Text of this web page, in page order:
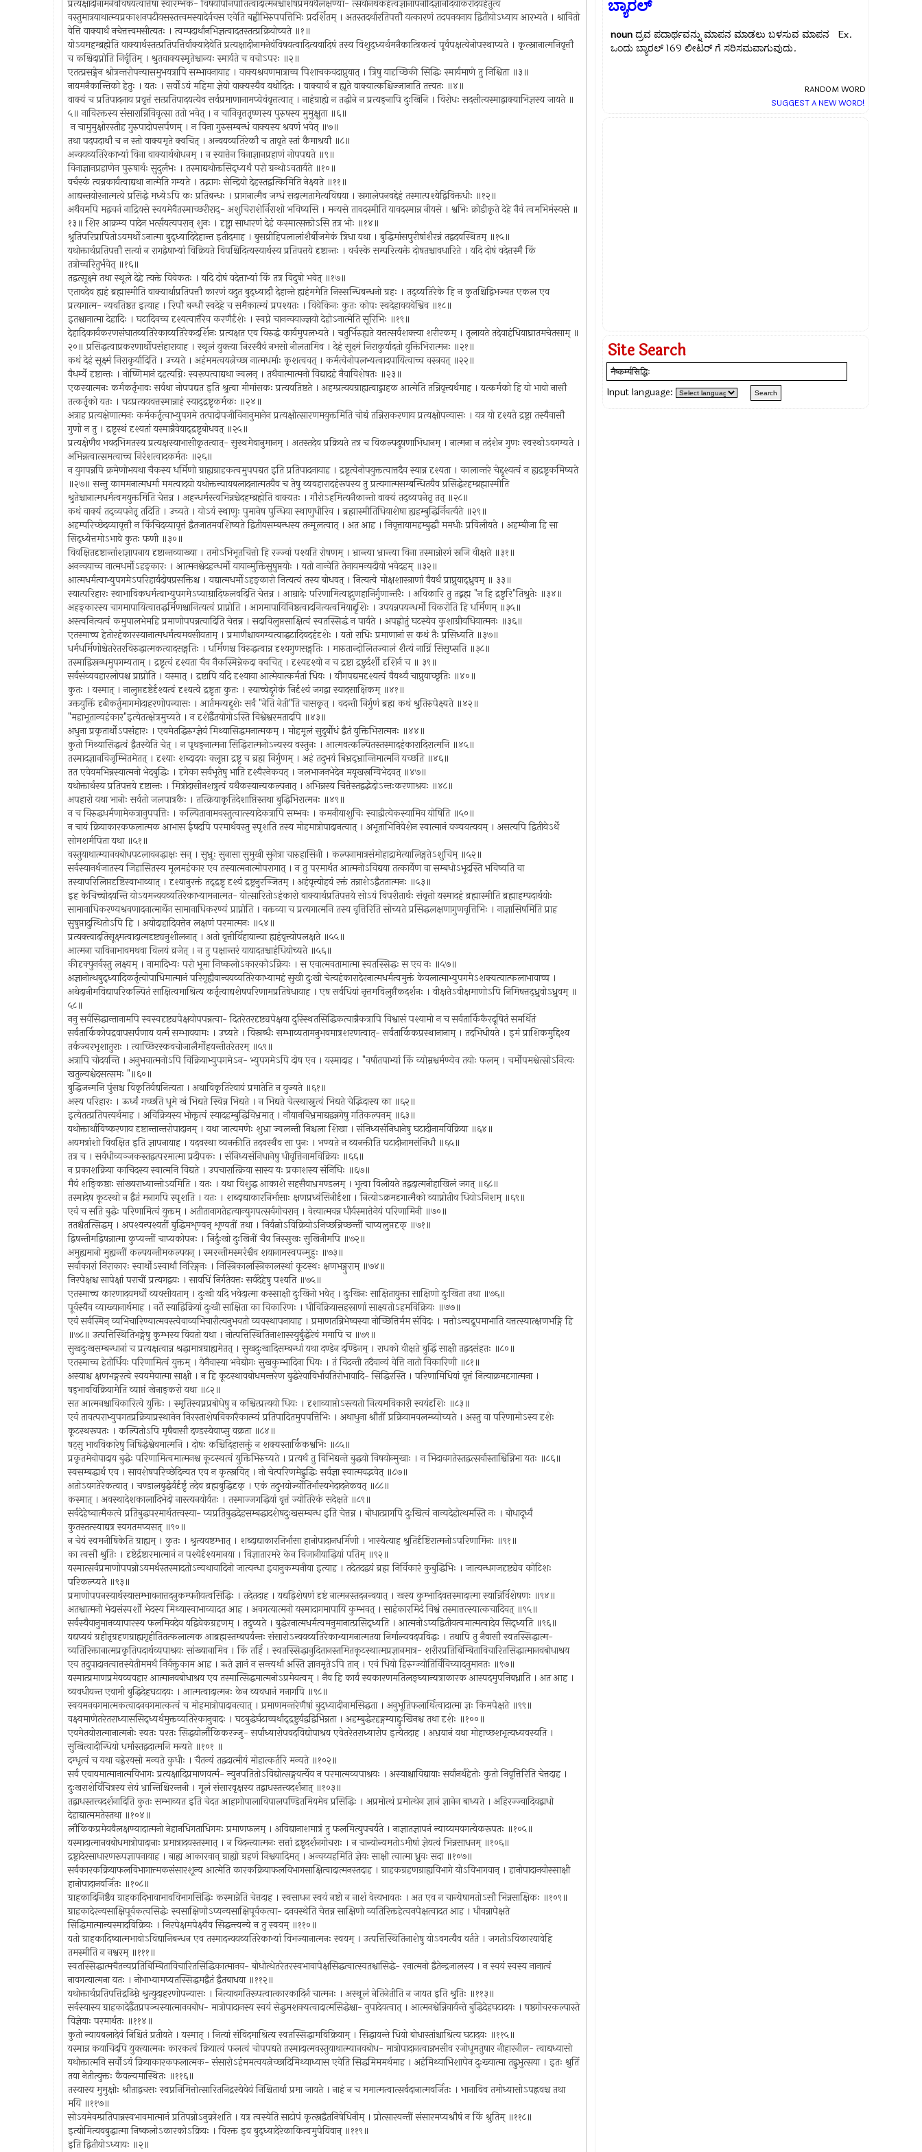
प्रत्यक्षादीनामनेवंविषयत्वात्तेषां स्वारम्भक- विषयोपनिपातित्वादात्मनश्चाशेषप्रमेयवैलक्षण्या- त्सर्वानर्थैकहेत्वज्ञानापनोदिज्ञानदिवाकरोदयहेतुत्वं
वस्तुमात्रयाथात्म्यप्रकाशनपटीयसस्तत्त्वमस्यादेर्वचस एवेति बह्वीभिरुपपत्तिभिः प्रदर्शितम् । अतस्तदर्थारतिपत्तौ यत्कारणं तदपनयनाय द्वितीयोऽध्याय आरभ्यते । श्रावितो
वेत्ति वाक्यार्थं नचेत्तत्त्वमसीत्यतः । त्वम्पदार्थानभिज्ञत्वादतस्तत्प्रक्रियोच्यते ॥१॥
योऽयमहम्ब्रह्मेति वाक्यार्थस्तत्प्रतिपत्तिर्वाक्यादेवेति प्रत्यक्षादीनामनेवंविषयत्वादित्यवादिषं तस्य विशुद्ध्यर्थमनैकात्त्रिकत्वं पूर्वपक्षत्वेनोपस्थाप्यते । कृत्स्नानात्मनिवृत्तौ
च कश्चिदाप्नोति निर्वृतिम् । श्रुतवाक्यस्मृतेश्चान्यः स्मार्यते च वचोऽपरः ॥२॥
एतत्प्रसङ्गेन श्रोत्रन्तरोपन्यासमुभयत्रापि सम्भावनायाह । वाक्यश्रवणमात्राच्च पिशाचकवदाप्नुयात् । त्रिषु यादृच्छिकी सिद्धिः स्मार्यमाणे तु निश्चिता ॥३॥
नायमनैकान्तिको हेतुः । यतः । सर्वोऽयं महिमा ज्ञेयो वाक्यस्यैव यथोदितः । वाक्यार्थं न ह्यृते वाक्यात्कश्चिज्जानाति तत्त्वतः ॥४॥
वाक्यं च प्रतिपादनाय प्रवृत्तं सत्प्रतिपादयत्येव सर्वप्रमाणानामप्येवंवृत्तत्वात् । नाहंग्राह्ये न तद्धीने न प्रत्यङ्नापि दुःखिनि । विरोधः सदसीत्यस्माद्वाक्याभिज्ञस्य जायते ॥
५॥ नाविरक्तस्य संसारान्निविवृत्सा ततो भवेत् । न चानिवृत्ततृष्णस्य पुरुषस्य मुमुक्षुता ॥६॥
न चामुमुक्षोरस्तीह गुरुपादोपसर्पणम् । न विना गुरुसम्बन्धं वाक्यस्य श्रवणं भवेत् ॥७॥
तथा पदपदाथौ च न स्तो वाक्यमृते क्वचित् । अन्वयव्यतिरेकौ च तावृते स्तां कैमाश्रयौ ॥८॥
अन्वयव्यतिरेकाभ्यां विना वाक्यार्थबोधनम् । न स्यात्तेन विनाज्ञानप्रहाणं नोपपद्यते ॥९॥
विनाज्ञानप्रहाणेन पुरुषार्थः सुदुर्लभः । तस्माद्यथोक्तसिद्ध्यर्थं परो ग्रन्थोऽवतार्यते ॥१०॥
वर्चस्कं त्वन्नकार्यत्वाद्यथा नात्मेति गम्यते । तद्भागः सेन्द्रियो देहस्तद्वत्किमिति नेक्ष्यते ॥११॥
आद्यन्तयोरनात्मत्वे प्रसिद्धे मध्येऽपि कः प्रतिबन्धः । प्रागनात्मैव जग्धं सदात्मतामेत्यविद्यया । स्रगालेपनवद्देहं तस्मात्पश्येद्विविक्तधीः ॥१२॥
अथैवमपि मद्वचनं नाद्रियसे स्वयमेवैतस्माच्छरीराद्- अशुचिराशेर्निराशो भविष्यसि । मन्यसे तावदस्मीति यावदस्मान्न नीयसे । श्वभिः क्रोडीकृते देहे नैवं त्वमभिमंस्यसे ॥
१३॥ शिर आक्रम्य पादेन भर्त्सयत्यपरान् शुनः । दृष्ट्वा साधारणं देहं कस्मात्सक्तोऽसि तत्र भोः ॥१४॥
श्रुतिपरिप्रापितोऽयमर्थोऽनात्मा बुद्ध्यादिदेहान्त इतीदमाह । बुसव्रीहिपलालांशैर्बीजमेकं त्रिधा यथा । बुद्धिमांसपुरीषांशैरन्नं तद्वदवस्थितम् ॥१५॥
यथोक्तार्थप्रतिपत्तौ सत्यां न रागद्वेषाभ्यां विक्रियते विपश्चिदित्यस्यार्थस्य प्रतिपत्तये दृष्टान्तः । वर्चस्के सम्परित्यक्ते दोषतश्चावधारिते । यदि दोषं वदेत्तस्मै किं
तत्रोच्चरितुर्भवेत् ॥१६॥
तद्वत्सूक्ष्मे तथा स्थूले देहे त्यक्ते विवेकतः । यदि दोषं वदेत्ताभ्यां किं तत्र विदुषो भवेत् ॥१७॥
एतावदेव ह्यहं ब्रह्मास्मीति वाक्यार्थाप्रतिपत्तौ कारणं यदुत बुद्ध्यादौ देहान्ते ह्यहंममेति निस्सन्धिबन्धनो ग्रहः । तद्व्यतिरेके हि न कुतश्चिद्विभज्यत एकल एव
प्रत्यगात्म- न्यवतिष्ठत इत्याह । रिपौ बन्धौ स्वदेहे च समैकात्म्यं प्रपश्यतः । विवेकिनः कुतः कोपः स्वदेहावयवेश्विव ॥१८॥
इतश्चानात्मा देहादिः । घटादिवच्च दृश्यत्वात्तैरेव करणैर्दृशेः । स्वप्ने चानन्वयाज्ज्ञयो देहोऽनात्मेति सूरिभिः ॥१९॥
देहादिकार्यकरणसंघातव्यतिरेकाव्यतिरेकदर्शिनः प्रत्यक्षत एव विरुद्धं कार्यमुपलभ्यते । चतुर्भिरुह्यते यत्तत्सर्वशक्त्या शरीरकम् । तूलायते तदेवाहंधियाघ्रातमचेतसाम् ॥
२०॥ प्रसिद्धत्वाप्रकरणार्थोपसंहारायाह । स्थूलं युक्त्या निरस्यैवं नभसो नीलतामिव । देहं सूक्ष्मं निराकुर्यादतो युक्तिभिरात्मनः ॥२१॥
कथं देहं सूक्ष्मं निराकृर्यादिति । उच्यते । अहंममत्वयत्नेच्छा नात्मधर्माः कृशत्ववत् । कर्मत्वेनोपलभ्यत्वादपायित्वाच्च वस्त्रवत् ॥२२॥
वैधर्म्ये दृष्टान्तः । नोष्णिमानं दहत्यग्निः स्वरूपत्वाद्यथा ज्वलन् । तथैवात्मात्मनो विद्यादहं नैवाविशेषतः ॥२३॥
एकस्यात्मनः कर्मकर्तृभावः सर्वथा नोपपद्यत इति श्रुत्वा मीमांसकः प्रत्यवतिष्ठते । अहम्प्रत्ययग्राह्यत्वाद्ग्राहक आत्मेति तन्निवृत्त्यर्थमाह । यत्कर्मको हि यो भावो नासौ
तत्कर्तृको यतः । घटप्रत्ययवत्तस्मान्नाहं स्याद्द्रष्टृकर्मकः ॥२४॥
अत्राह प्रत्यक्षेणात्मनः कर्मकर्तृत्वाभ्युपगमे तत्पादोपजीविनानुमानेन प्रत्यक्षोत्सारणमयुक्तमिति चोद्यं तन्निराकरणाय प्रत्यक्षोपन्यासः । यत्र यो दृश्यते द्रष्ट्रा तस्यैवासौ
गुणो न तु । द्रष्टृस्थं दृश्यतां यस्मान्नैवेयाद्द्रष्टृबोधवत् ॥२५॥
प्रत्यक्षेणैव भवदभिमतस्य प्रत्यक्षस्याभासीकृतत्वात्- सुस्थमेवानुमानम् । अतस्तदेव प्रक्रियते तत्र च विकल्पदूषणाभिधानम् । नात्मना न तदंशेन गुणः स्वस्थोऽवगम्यते ।
अभिन्नत्वात्समत्वाच्च निरंशत्वादकर्मतः ॥२६॥
न युगपन्नपि क्रमेणोभयथा चैकस्य धर्मिणो ग्राह्यग्राहकत्वमुपपद्यत इति प्रतिपादनायाह । द्रष्टृत्वेनोपयुक्तत्वात्तदैव स्यान्न दृश्यता । कालान्तरे चेद्दृश्यत्वं न ह्यद्रष्टृकमिष्यते
॥२७॥ सन्तु काममनात्मधर्मा ममत्वादयो यथोक्तन्यायबलादनात्मतयैव च तेषु व्यवहारादहंरूपस्य तु प्रत्यगात्मसम्बन्धितयैव प्रसिद्धेरहम्ब्रह्मास्मीति
श्रुतेश्चानात्मधर्मत्वमयुक्तमिति चेत्तन्न । अहन्धर्मस्त्वभिन्नश्चेदहम्ब्रह्मेति वाक्यतः । गौरोऽहमित्यनैकान्तो वाक्यं तद्व्यपनेतृ तत् ॥२८॥
कथं वाक्यं तद्व्यपनेतृ तदिति । उच्यते । योऽयं स्थाणुः पुमानेष पुन्धिया स्थाणुधीरिव । ब्रह्मास्मीतिधियाशेषा ह्यहम्बुद्धिर्निवर्त्यते ॥२९॥
अहम्परिच्छेदव्यावृत्तौ न किंचिदव्यावृत्तं द्वैतजातमवशिष्यते द्वितीयसम्बन्धस्य तन्मूलत्वात् । अत आह । निवृत्तायामहम्बुद्धौ ममधीः प्रविलीयते । अहम्बीजा हि सा
सिद्ध्येत्तमोऽभावे कुतः फणी ॥३०॥
विवक्षितदृष्टान्तांशज्ञापनाय दृष्टान्तव्याख्या । तमोऽभिभूतचित्तो हि रज्ज्वां पश्यति रोषणम् । भ्रान्त्या भ्रान्त्या विना तस्मान्नोरगं स्रजि वीक्षते ॥३१॥
अनन्वयाच्च नात्मधर्मोऽहङ्कारः । आत्मनश्चेदहन्धर्मो यायान्मुक्तिसुषुप्तयोः । यतो नान्वेति तेनायमन्यदीयो भवेदहम् ॥३२॥
आत्मधर्मत्वाभ्युपगमेऽपरिहार्यदोषप्रसक्तिश्च । यद्यात्मधर्मोऽहङ्कारो नित्यत्वं तस्य बोधवत् । नित्यत्वे मोक्षशास्त्राणां वैयर्थं प्राप्नुयाद्ध्रुवम् ॥ ३३॥
स्यात्परिहारः स्वाभाविकधर्मत्वाभ्युपगमेऽप्याम्रादिफलवदिति चेत्तन्न । आम्रादेः परिणामित्वाद्गुणहानिर्गुणान्तरैः । अविकारि तु तद्ब्रह्म "न हि द्रष्टुरि"तिश्रुतेः ॥३४॥
अहङ्कारस्य चागमापायित्वात्तद्धर्मिणश्चानित्यत्वं प्राप्नोति । आगमापायिनिष्ठत्वादनित्यत्वमियाद्दृशिः । उपयन्नपयन्धर्मो विकरोति हि धर्मिणम् ॥३५॥
अस्त्वनित्यत्वं कमुपालभेमहि प्रमाणोपपन्नत्वादिति चेत्तन्न । सदाविलुप्तसाक्षित्वं स्वतस्सिद्धं न पार्यते । अपह्नोतुं घटस्येव कुशाग्रीयधियात्मनः ॥३६॥
एतस्माच्च हेतोरहंकारस्यानात्मधर्मत्वमवसीयताम् । प्रमाणैश्चावगम्यत्वाद्घटादिवदहंदृशेः । यतो राधिः प्रमाणानां स कथं तैः प्रसिध्यति ॥३७॥
धर्मधर्मिणोश्चेतरेतरविरुद्धात्मकत्वादसङ्गतिः । धर्मिणश्च विरुद्धत्वान्न दृश्यगुणसङ्गतिः । मारुतान्दोलितज्वालं शैत्यं नाग्निं सिसृप्सति ॥३८॥
तस्माद्विस्रब्धमुपगम्यताम् । द्रष्टृत्वं दृश्यता चैव नैकस्मिन्नेकदा क्वचित् । दृश्यदृश्यो न च द्रष्टा द्रष्टुर्दर्शी दृशिर्न च ॥ ३९॥
सर्वसंव्यवहारलोपश्च प्राप्नोति । यस्मात् । द्रष्टापि यदि दृश्याया आत्मेयात्कर्मतां धियः । यौगपद्यमदृश्यत्वं वैयर्थ्यं चाप्नुयाच्छृतिः ॥४०॥
कुतः । यस्मात् । नालुप्तदृष्टेर्दृश्यत्वं दृश्यत्वे द्रष्टृता कुतः । स्याच्चेद्दृगेकं निर्दृश्यं जगद्वा स्यादसाक्षिकम् ॥४१॥
उक्तयुक्तिं दृढीकर्तुमागमोदाहरणोपन्यासः । आर्तमन्यद्दृशेः सर्वं "नेति नेती"ति चासकृत् । वदन्ती निर्गुणं ब्रह्म कथं श्रुतिरुपेक्ष्यते ॥४२॥
"महाभूतान्यहंकार"इत्येतत्क्षेत्रमुच्यते । न दृशेर्द्वैतयोगोऽस्ति विश्वेश्वरमतादपि ॥४३॥
अधुना प्रकृतार्थोऽपसंहारः । एवमेतद्धिरुग्ज्ञेयं मिथ्यासिद्धमनात्मकम् । मोहमूलं सुदुर्बोधं द्वैतं युक्तिभिरात्मनः ॥४४॥
कुतो मिथ्यासिद्धत्वं द्वैतस्येति चेत् । न पृथङ्नात्मना सिद्धिरात्मनोऽन्यस्य वस्तुनः । आत्मवत्कल्पितस्तस्मादहंकारादिरात्मनि ॥४५॥
तस्मादज्ञानविजृम्भितमेतत् । दृश्याः शब्दादयः क्लृप्ता द्रष्टृ च ब्रह्म निर्गुणम् । अहं तदुभयं बिभ्रद्भ्रान्तिमात्मनि यच्छति ॥४६॥
तत एवेयमभिन्नस्यात्मनो भेदबुद्धिः । दृगेका सर्वभूतेषु भाति दृश्यैरनेकवत् । जलभाजनभेदेन मयूखस्रग्विभेदवत् ॥४७॥
यथोक्तार्थस्य प्रतिपत्तये दृष्टान्तः । मित्रोदासीनशत्रुत्वं यथैकस्यान्यकल्पनात् । अभिन्नस्य चित्तेस्तद्वद्भेदोऽन्तःकरणाश्रयः ॥४८॥
अपहारो यथा भानोः सर्वतो जलपात्रकैः । तत्क्रियाकृतिदेशाप्तिस्तथा बुद्धिभिरात्मनः ॥४९॥
न च विरुद्धधर्मणामेकत्रानुपपत्तिः । कल्पितानामवस्तुत्वात्स्यादेकत्रापि सम्भवः । कमनीयाशुचिः स्वाद्वीत्येकस्यामिव योषिति ॥५०॥
न चायं क्रियाकारकफलात्मक आभास ईषदपि परमार्थवस्तु स्पृशति तस्य मोहमात्रोपादानत्वात् । अभूताभिनिवेशेन स्वात्मानं वञ्चयत्ययम् । असत्यपि द्वितीयेऽर्थे
सोमशर्मपिता यथा ॥५१॥
वस्तुयाथात्म्यानवबोधपटलावनद्धाक्षः सन् । सुभ्रूः सुनासा सुमुखी सुनेत्रा चारुहासिनी । कल्पनामात्रसंमोहाद्रामेत्यालिङ्गतेऽशुचिम् ॥५२॥
सर्वस्यानर्थजातस्य जिहासितस्य मूलमहंकार एव तस्यात्मनात्मोपरागात् । न तु परमार्थत आत्मनोऽविद्यया तत्कार्येण वा सम्बधोऽभूदस्ति भविष्यति वा
तस्यापरिलिप्तदृष्टिस्वाभाव्यात् । दृश्यानुरक्तं तद्द्रष्टृ दृश्यं द्रष्ट्रनुरञ्जितम् । अहंवृत्त्योहयं रक्तं तन्नाशेऽद्वैततात्मनः ॥५३॥
इह केचिच्चोदयन्ति योऽयमन्वयव्यतिरेकाभ्यामनात्मत- योत्सारितोऽहंकारो वाक्यार्थप्रतिपत्तये सोऽयं विपरीतार्थः संवृत्तो यस्मादहं ब्रह्मास्मीति ब्रह्माहम्पदार्थयोः
सामानाधिकरण्यश्रवणादनात्मार्थेन सामानाधिकरण्यं प्राप्नोति । वक्तव्या च प्रत्यगात्मनि तस्य वृत्तिरिति सोच्यते प्रसिद्धलक्षणागुणवृत्तिभिः । नाज्ञासिषमिति प्राह
सुषुप्तादुत्थितोऽपि हि । अयोदाहादिवत्तेन लक्षणं परमात्मनः ॥५४॥
प्रत्यक्त्वादतिसूक्ष्मत्वादात्मदृष्ट्यनुशीलनात् । अतो वृत्तीर्विहायान्या ह्यहंवृत्त्योपलक्षते ॥५५॥
आत्मना चाविनाभावमथवा विलयं व्रजेत् । न तु पक्षान्तरं यायादतश्चाहंधियोच्यते ॥५६॥
कीदृक्पुनर्वस्तु लक्ष्यम् । नामादिभ्यः परो भूमा निष्कलोऽकारकोऽक्रियः । स एवात्मवतामात्मा स्वतस्सिद्धः स एव नः ॥५७॥
अज्ञानोत्थबुद्ध्यादिकर्तृत्वोपाधिमात्मानं परिगृह्यैवान्वयव्यतिरेकाभ्यामहं सुखी दुःखी चेत्यहंकारादेरनात्मधर्मत्वमुक्तं केवलात्माभ्युपगमेऽशक्यत्वात्फलाभावाच्च ।
अथेदानीमविद्यापरिकल्पितं साक्षित्वमाश्रित्य कर्तृत्वाद्यशेषपरिणामप्रतिषेधायाह । एष सर्वधियां नृत्तमविलुप्तैकदर्शनः । वीक्षतेऽवीक्षमाणोऽपि निमिषत्तद्ध्रुवोऽध्रुवम् ॥
५८॥
ननु सर्वसिद्धान्तानामपि स्वस्वदृष्ट्यपेक्षयोपपन्नत्वा- दितरेतरदृष्ट्यपेक्षया दुस्स्थितसिद्धिकत्वान्नैकत्रापि विश्वासं पश्यामो न च सर्वतार्किकैरदूषितं समर्थितं
सर्वतार्किकोपद्रवापसर्पणाय वर्त्म सम्भावयामः । उच्यते । विस्रब्धैः सम्भाव्यतामनुभवमात्रशरणत्वात्- सर्वतार्किकप्रस्थानानाम् । तदभिधीयते । इमं प्राशिकमुद्दिश्य
तर्कज्वरभृशातुराः । त्वाच्छिरस्कवचोजालैर्मोहयन्तीतरेतरम् ॥५९॥
अत्रापि चोदयन्ति । अनुभवात्मनोऽपि विक्रियाभ्युपगमेऽन- भ्युपगमेऽपि दोष एव । यस्मादाह । "वर्षातपाभ्यां किं व्योम्नश्चर्मण्येव तयोः फलम् । चर्मोपमश्चेत्सोऽनित्यः
खतुल्यश्चेदसत्समः "॥६०॥
बुद्धिजन्मनि पुंसश्च विकृतिर्यद्यनित्यता । अथाविकृतिरेवायं प्रमातेति न युज्यते ॥६१॥
अस्य परिहारः । ऊर्ध्वं गच्छति धूमे खं भिद्यते स्विन्न भिद्यते । न भिद्यते चेत्स्थास्नुत्वं भिद्यते चेद्भिदास्य का ॥६२॥
इत्येतत्प्रतिपत्त्यर्थमाह । अविक्रियस्य भोक्तृत्वं स्यादहम्बुद्धिविभ्रमात् । नौयानविभ्रमाद्यद्वन्नगेषु गतिकल्पनम् ॥६३॥
यथोक्तार्थाविष्करणाय दृष्टान्तान्तरोपादानम् । यथा जात्यमणेः शुभ्रा ज्वलन्ती निश्चला शिखा । संनिध्यसंनिधानेषु घटादीनामविक्रिया ॥६४॥
अयमत्रांशो विवक्षित इति ज्ञापनायाह । यदवस्था व्यनक्तीति तदवस्थैव सा पुनः । भण्यते न व्यनक्तीति घटादीनामसंनिधौ ॥६५॥
तत्र च । सर्वधीव्यञ्जकस्तद्वत्परमात्मा प्रदीपकः । संनिध्यसंनिधानेषु धीवृत्तिनामविक्रियः ॥६६॥
न प्रकाशक्रिया काचिदस्य स्वात्मनि विद्यते । उपचारात्क्रिया सास्य यः प्रकाशस्य संनिधिः ॥६७॥
मैवं शङ्किष्ठाः सांख्यराध्यान्तोऽयमिति । यतः । यथा विशुद्ध आकाशे सहसैवाभ्रमण्डलम् । भूत्वा विलीयते तद्वदात्मनीहाखिलं जगत् ॥६८॥
तस्मादेष कूटस्थो न द्वैतं मनागपि स्पृशति । यतः । शब्दाद्याकारनिर्भासाः क्षणप्रध्वंसिनीर्दृशा । नित्योऽक्रमदृगात्मैको व्याप्नोतीव धियोऽनिशम् ॥६९॥
एवं च सति बुद्धेः परिणामित्वं युक्तम् । अतीतानागतेहत्यान्युगपत्सर्वगोचरान् । वेत्त्यात्मवन्न धीर्यस्मात्तेनेयं परिणामिनी ॥७०॥
ततश्चैतत्सिद्धम् । अपश्यन्पश्यतीं बुद्धिमशृण्वन् शृण्वतीं तथा । निर्यत्नोऽविक्रियोऽनिच्छन्निच्छन्तीं चाप्यलुप्तदृक् ॥७१॥
द्विषन्तीमद्विषन्नात्मा कुप्यन्तीं चाप्यकोपनः । निर्दुःखो दुःखिनीं चैव निस्सुखः सुखिनीमपि ॥७२॥
अमुह्यमानो मुह्यन्तीं कल्पयन्तीमकल्पयन् । स्मरन्तीमस्मरंश्चैव शयानामस्वपन्मुहुः ॥७३॥
सर्वाकारां निराकारः स्वार्थोऽस्वार्थां निरिङ्गनः । निस्त्रिकालस्त्रिकालस्थां कूटस्थः क्षणभङ्गुराम् ॥७४॥
निरपेक्षश्च सापेक्षां पराचीं प्रत्यगद्वयः । सावधिं निर्गतेयत्तः सर्वदेहेषु पश्यति ॥७५॥
एतस्माच्च कारणादयमर्थो व्यवसीयताम् । दुःखी यदि भवेदात्मा कस्साक्षी दुःखिनो भवेत् । दुःखिनः साक्षितायुक्ता साक्षिणो दुःखिता तथा ॥७६॥
पूर्वस्यैव व्याख्यानार्थमाह । नर्ते स्याद्विक्रियां दुःखी साक्षिता का विकारिणः । धीविक्रियासहस्राणां साक्ष्यतोऽहमविक्रियः ॥७७॥
एवं सर्वस्मिन् व्यभिचारिण्यात्मवस्त्वेवाव्यभिचारीत्यनुभवतो व्यवस्थापनायाह । प्रमाणतन्निभेष्वस्या नोच्छित्तिर्मम संविदः । मत्तोऽन्यद्रूपमाभाति यत्तत्स्यात्क्षणभङ्गि हि
॥७८॥ उत्पत्तिस्थितिभङ्गेषु कुम्भस्य वियतो यथा । नोत्पत्तिस्थितिनाशास्स्युर्बुद्धेरेवं ममापि च ॥७९॥
सुखदुःखसम्बन्धानां च प्रत्यक्षत्वान्न श्रद्धामात्रग्राह्यमेतत् । सुखदुःखादिसम्बन्धां यथा दण्डेन दण्डिनम् । राधको वीक्षते बुद्धिं साक्षी तद्वदसंहतः ॥८०॥
एतस्माच्च हेतोर्धियः परिणामित्वं युक्तम् । येनैवास्या भवेद्योगः सुखकुम्भादिना धियः । तं विदन्ती तदैवान्यं वेत्ति नातो विकारिणी ॥८१॥
अस्याश्च क्षणभङ्गरत्वे स्वयमेवात्मा साक्षी । न हि कूटस्थावबोधमन्तरेण बुद्धेरेवाविर्भावतिरोभावादि- सिद्धिरस्ति । परिणामिधियां वृत्तं नित्याक्रमदृगात्मना ।
षड्भावविक्रियामेति व्याप्तं खेनाङ्करो यथा ॥८२॥
सत आत्मनश्चाविकारित्वे युक्तिः । स्मृतिस्वप्नप्रबोधेषु न कश्चित्प्रत्ययो धियः । दृशाव्याप्तोऽस्त्यतो नित्यमविकारी स्वयंदृशिः ॥८३॥
एवं तावत्पराभ्युपगतप्रक्रियाप्रस्थानेन निरस्ताशेषविकारैकात्म्यं प्रतिपादितमुपपत्तिभिः । अथाधुना श्रौतीं प्रक्रियामवलम्ब्योच्यते । अस्तु वा परिणामोऽस्य दृशेः
कूटस्थरूपतः । कल्पितोऽपि मृषैवासौ दण्डस्येवाप्सु वक्रता ॥८४॥
षट्सु भावविकारेषु निषिद्धेश्वेवमात्मनि । दोषः कश्चिदिहासक्तुं न शक्यस्तार्किकश्वभिः ॥८५॥
प्रकृतमेवोपादाय बुद्धेः परिणामित्वमात्मनश्च कूटस्थत्वं युक्तिभिरुच्यते । प्रत्यर्थं तु विभिद्यन्ते बुद्धयो विषयोन्मुखाः । न भिदावगतेस्तद्वत्सर्वास्ताश्चिन्निभा यतः ॥८६॥
स्वसम्बद्धार्थ एव । सावशेषपरिच्छेदिन्यत एव न कृत्स्नवित् । नो चेत्परिणमेद्बुद्धिः सर्वज्ञा स्वात्मवद्भवेत् ॥८७॥
अतोऽवगतेरेकत्वात् । चण्डालबुद्धेर्यर्दृर्ष्टृ तदेव ब्रह्मबुद्धिदृक् । एकं तदुभयोर्ज्योतिर्भास्यभेदादनेकवत् ॥८८॥
कस्मात् । अवस्थादेशकालादिभेदो नास्त्यनयोर्यतः । तस्माज्जगद्धियां वृत्तं ज्योतिरेकं सदेक्षते ॥८९॥
सर्वदेहेष्वात्मैकत्वे प्रतिबुद्धपरमार्थतत्त्वस्या- प्यप्रतिबुद्धदेहसम्बद्धादशेषदुःखसम्बन्ध इति चेत्तन्न । बोधात्प्रागपि दुःखित्वं नान्यदेहोत्थमस्ति नः । बोधादूर्ध्वं
कुतस्तत्स्याद्यत्र स्वगतमप्यसत् ॥९०॥
न चेयं स्वमनीषिकेति ग्राह्यम् । कुतः । श्रुत्यवष्टम्भात् । शब्दाद्याकारनिर्भासा हानोपादानधर्मिणी । भास्येत्याह श्रुतिर्दृष्टिरात्मनोऽपरिणामिनः ॥९१॥
का त्वसौ श्रुतिः । दृष्टेर्द्रष्टारमात्मानं न पश्येर्दृश्यमानया । विज्ञातारमरे केन विजानीयाद्धियां पतिम् ॥९२॥
यस्मात्सर्वप्रमाणोपपन्नोऽयमर्थस्तस्मादतोऽन्यथावादिनो जात्यन्धा इवानुकम्पनीया इत्याह । तदेतदद्वयं ब्रह्म निर्विकारं कुबुद्धिभिः । जात्यन्धगजदृष्ट्येव कोटिशः
परिकल्प्यते ॥९३॥
प्रमाणोपपनस्यार्थस्यासम्भावनात्तदनुकम्पनीयत्वसिद्धिः । तदेतदाह । यद्यद्विशेषणं दृष्टं नात्मनस्तदनन्वयात् । खस्य कुम्भादिवत्तस्मादात्मा स्यान्निर्विशेषणः ॥९४॥
अतश्चात्मनो भेदासंस्पर्शो भेदस्य मिथ्यास्वाभाव्यादत आह । अवगत्यात्मनो यस्मादागमापायि कुम्भवत् । साहंकारमिदं विश्वं तस्मात्तत्स्यात्कचादिवत् ॥९५॥
सर्वस्यैवानुमानव्यापारस्य फलमियदेव यद्विवेकग्रहणम् । तदुच्यते । बुद्धेरनात्मधर्मत्वमनुमानात्प्रसिद्ध्यति । आत्मनोऽप्यद्वितीयत्वमात्मत्वादेव सिद्ध्यति ॥९६॥
यद्यप्ययं ग्रहीतृग्रहणग्राह्यगृहीतितत्फलात्मक आब्रह्मस्तम्बपर्यन्तः संसारोऽन्वयव्यतिरेकाभ्यामनात्मतया निर्माल्यवदपविद्धः । तथापि तु नैवासौ स्वतस्सिद्धात्म-
व्यतिरिक्तानात्मप्रकृतिपदार्थव्यपाश्रयः सांख्यानामिव । किं तर्हि । स्वतस्सिद्धानुदितानस्तमितकूटस्थात्मप्रज्ञानमात्र- शरीरप्रतिबिम्बिताविचारितसिद्धात्मानवबोधाश्रय
एव तदुपादानत्वात्तस्येतीममर्थं निर्वक्तुकाम आह । ऋते ज्ञानं न सन्त्यर्था अस्ति ज्ञानमृतेऽपि तान् । एवं धियो हिरुग्ज्योतिर्विविच्यादनुमानतः ॥९७॥
यस्मात्प्रमाणप्रमेयव्यवहार आत्मानवबोधाश्रय एव तस्मात्सिद्धमात्मनोऽप्रमेयत्वम् । नैव हि कार्यं स्वकारणमतिलङ्घ्यान्यत्राकारक आस्पदमुपनिबध्नाति । अत आह ।
व्यवधीयन्त एवामी बुद्धिदेहघटादयः । आत्मत्वादात्मनः केन व्यवधानं मनागपि ॥९८॥
स्वयमनवगमात्मकत्वादनवगमात्कत्वं च मोहमात्रोपादानत्वात् । प्रमाणमन्तरेणैषां बुद्ध्यादीनामसिद्धता । अनुभूतिफलार्थित्वादात्मा ज्ञः किमपेक्षते ॥९९॥
वक्ष्यमाणेतरेतराध्याससिद्ध्यर्थमुक्तव्यतिरेकानुवादः । घटबुद्धेर्घटाच्चर्थाद्द्रष्टुर्यद्वद्विभिन्नता । अहम्बुद्धेरहङ्गम्याद्दुःखिनश्च तथा दृशेः ॥१००॥
एवमेतयोरात्मानात्मनोः स्वतः परतः सिद्धयोर्लौकिकरज्जु- सर्पाध्यारोपवदविद्योपाश्रय एवेतरेतराध्यारोप इत्येतदाह । अभ्रयानं यथा मोहाच्छशभृत्यध्यवस्यति ।
सुखित्वादीन्धियो धर्मांस्तद्वदात्मनि मन्यते ॥१०१ ॥
दग्धृत्वं च यथा वह्नेरयसो मन्यते कुधीः । चैतन्यं तद्वदात्मीयं मोहात्कर्तरि मन्यते ॥१०२॥
सर्व एवायमात्मानात्मविभागः प्रत्यक्षादिप्रमाणवर्त्म- न्युनपतितोऽविद्योत्सङ्गवर्त्येव न परमात्मव्यपाश्रयः । अस्याश्चाविद्यायाः सर्वानर्थहेतोः कुतो निवृत्तिरिति चेत्तदाह ।
दुःखराशेर्विचित्रस्य सेयं भ्रान्तिश्चिरन्तनी । मूलं संसारवृक्षस्य तद्बाधस्तत्त्वदर्शनात् ॥१०३॥
तद्बाधस्तत्त्वदर्शनादिति कुतः सम्भाव्यत इति चेदत आहागोपालाविपालपण्डितमियमेव प्रसिद्धिः । अप्रमोत्थं प्रमोत्थेन ज्ञानं ज्ञानेन बाध्यते । अहिरज्ज्वादिवद्बाधो
देहाद्यात्ममतेस्तथा ॥१०४॥
लौकिकप्रमेयवैलक्षण्यादात्मनो नेहानधिगताधिगमः प्रमाणफलम् । अविद्यानाशमात्रं तु फलमित्युपचर्यते । नाज्ञातज्ञापनं न्याय्यमवगत्येकरूपतः ॥१०५॥
यस्मादात्मानवबोधमात्रोपादानाः प्रमात्रादयस्तस्मात् । न विदन्त्यात्मनः सत्तां द्रष्टृदर्शनगोचराः । न चान्योन्यमतोऽमीषां ज्ञेयत्वं भिन्नसाधनम् ॥१०६॥
द्रष्ट्रादेरसाधारणरूपज्ञापनायाह । बाह्य आकारवान् ग्राह्यो ग्रहणं निश्चयादिमत् । अन्वय्यहमिति ज्ञेयः साक्षी त्वात्मा ध्रुवः सदा ॥१०७॥
सर्वकारकक्रियाफलविभागात्त्मकसंसारशून्य आत्मेति कारकक्रियाफलविभागसाक्षित्वादात्मनस्तदाह । ग्राहकग्रहणग्राह्यविभागे योऽविभागवान् । हानोपादानयोस्साक्षी
हानोपादानवर्जितः ॥१०८॥
ग्राहकादिनिष्ठैव ग्राहकादिभावाभावविभागसिद्धिः कस्मान्नेति चेत्तदाह । स्वसाधन स्वयं नष्टो न नाशं वेत्त्यभावतः । अत एव न चान्येषामतोऽसौ भिन्नसाक्षिकः ॥१०९॥
ग्राहकादेरन्यसाक्षिपूर्वकत्वसिद्धेः स्वसाक्षिणोऽप्यन्यसाक्षिपूर्वकत्वा- दनवस्थेति चेत्तन्न साक्षिणो व्यतिरिक्तहेत्वनपेक्षत्वादत आह । धीवन्नापेक्षते
सिद्धिमात्मान्यस्मादविक्रियः । निरपेक्षमपेक्ष्यैव सिद्धन्त्यन्ये न तु स्वयम् ॥११०॥
यतो ग्राहकादिष्वात्मभावोऽविद्यानिबन्धन एव तस्मादन्वयव्यतिरेकाभ्यां विभज्यानात्मनः स्वयम् । उत्पत्तिस्थितिनाशेषु योऽवगत्यैव वर्तते । जगतोऽविकारयावेहि
तमस्मीति न नश्वरम् ॥१११॥
स्वतस्सिद्धात्मचैतन्यप्रतिबिम्बिताविचारितसिद्धिकात्मानव- बोधोत्थेतरेतरस्वभावापेक्षसिद्धत्वात्स्वतश्चासिद्धे- रनात्मनो द्वैतेन्द्रजालस्य । न स्वयं स्वस्य नानात्वं
नावगत्यात्मना यतः । नोभाभ्यामप्यतस्सिद्धमद्वैतं द्वैतबाधया ॥११२॥
यथोक्तार्थप्रतिपत्तिद्रढिम्ने श्रुत्युदाहरणोपन्यासः । नित्यावगतिरूपत्वात्कारकादिर्न चात्मनः । अस्थूलं नेतिनेतीति न जायत इति श्रुतिः ॥११३॥
सर्वस्यास्य ग्राहकादेर्द्वैतप्रपञ्चस्यात्मानवबोध- मात्रोपादानस्य स्वयं सेद्धुमशक्यत्वादात्मसिद्धेश्चा- नुपादेयत्वात् । आत्मनश्चेन्निवार्यन्ते बुद्धिदेहघटादयः । षष्ठगोचरकल्पास्ते
विज्ञेयाः परमार्थतः ॥११४॥
कुतो न्यायबलादेवं निश्चितं प्रतीयते । यस्मात् । नित्यां संविदमाश्रित्य स्वतस्सिद्धामविक्रियाम् । सिद्धायन्ते धियो बोधास्तांश्चाश्रित्य घटादयः ॥११५॥
यस्मान्न कयाचिदपि युक्त्यात्मनः कारकत्वं क्रियात्वं फलत्वं चोपपद्यते तस्मादात्मवस्तुयाथात्म्यानवबोध- मात्रोपादानत्वान्नभसीव रजोधूमतुषार नीहारनील- त्वाद्यध्यासो
यथोक्तात्मनि सर्वोऽयं क्रियाकारकफलात्मक- संसारोऽहंममत्वयत्नेच्छादिमिथ्याध्यास एवेति सिद्धमिममर्थमाह । अहंमिथ्याभिशापेन दुःख्यात्मा तद्बुभुत्सया । इतः श्रुतिं
तया नेतीत्युक्तः कैवल्यमास्थितः ॥११६॥
तस्यास्य मुमुक्षोः श्रौताद्वचसः स्वप्ननिमित्तोत्सारितनिद्रस्येवेयं निश्चितार्था प्रमा जायते । नाहं न च ममात्मत्वात्सर्वदानात्मवर्जितः । भानाविव तमोध्यासोऽपह्नवश्च तथा
मयि ॥११७॥
सोऽयमेवम्प्रतिपान्नस्वभावमात्मानं प्रतिपन्नोऽनुक्रोशति । यत्र त्वस्येति साटोपं कृत्स्नद्वैतनिषेधिनीम् । प्रोत्सारयन्तीं संसारमप्यश्रौषं न किं श्रुतिम् ॥११८॥
इत्योमित्यवबुद्धात्मा निष्कलोऽकारकोऽक्रियः । विरक्त इव बुद्ध्यादेरेकाकित्वमुपेयिवान् ॥११९॥
इति द्वितीयोऽध्यायः ॥२॥
ಬ್ಯಾರಲ್
nounದ್ರವ ಪದಾರ್ಥವನ್ನು ಮಾಪನ ಮಾಡಲು ಬಳಸುವ ಮಾಪನ Ex.
ಒಂದು ಬ್ಯಾರಲ್ 169 ಲೀಟರ್ ಗೆ ಸರಿಸಮವಾಗುವುದು.
RANDOM WORD
SUGGEST A NEW WORD!
Site Search
Input language: